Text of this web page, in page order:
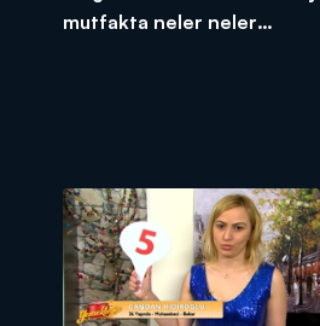
mutfakta neler neler